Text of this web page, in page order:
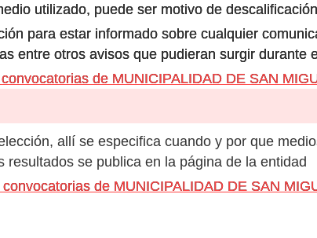
utilizado, puede ser motivo de
para estar informado sobre cualquier
entre otros avisos que pudieran surgir durante
de MUNICIPALIDAD DE SAN
allí se especifica cuando y por que
se publica en la página de la entidad
de MUNICIPALIDAD DE SAN